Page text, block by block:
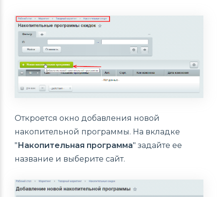
Откроется окно добавления новой
накопительной программы. На вкладке
" Накопительная программа" задайте ее
название и выберите сайт.